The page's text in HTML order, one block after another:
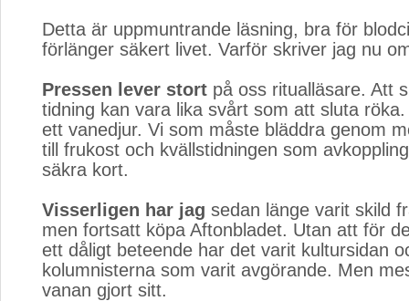
Detta är uppmuntrande läsning, bra för
förlänger säkert livet. Varför skriver jag nu
Pressen lever stort på oss ritualläsare. Att
tidning kan vara lika svårt som att sluta
ett vanedjur. Vi som måste bläddra genom
till frukost och kvällstidningen som
säkra kort.
Visserligen har jag sedan länge varit skild
men fortsatt köpa Aftonbladet. Utan att för
ett dåligt beteende har det varit kultursidan
kolumnisterna som varit avgörande. Men
vanan gjort sitt.